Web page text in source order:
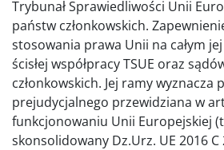
Trybunał Sprawiedliwości Unii
państw członkowskich.
stosowania prawa Unii na całym
ścisłej współpracy TSUE oraz
członkowskich. Jej ramy wyznacza
prejudycjalnego przewidziana w
funkcjonowaniu Unii Europejskiej
skonsolidowany Dz.Urz. UE 2016 C